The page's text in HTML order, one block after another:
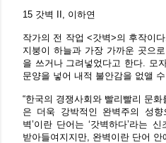
15 갓벽 II, 이하연
작가의 전 작업 <갓벽>의 후작이
지붕이 하늘과 가장 가까운 곳으
을 쓰거나 그려넣었다고 한다. 모
문양을 넣어 내적 불안감을 없앨
“한국의 경쟁사회와 빨리빨리 문
은 더욱 강박적인 완벽주의 성향
벽’이란 단어는 ‘갓벽하다’라는
받아들여지지만, 완벽이란 단어